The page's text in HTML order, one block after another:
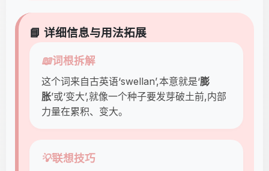
📘 详细信息与用法拓展
📖词根拆解
这个词来自古英语‘swellan’,本意就是‘膨
胀’或‘变大’,就像一个种子要发芽破土前,内部
力量在累积、变大。
💡联想技巧